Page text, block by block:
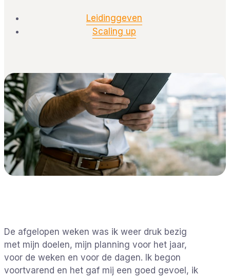
Leidinggeven
Scaling up
De afgelopen weken was ik weer druk bezig
met mijn doelen, mijn planning voor het jaar,
voor de weken en voor de dagen. Ik begon
voortvarend en het gaf mij een goed gevoel, ik